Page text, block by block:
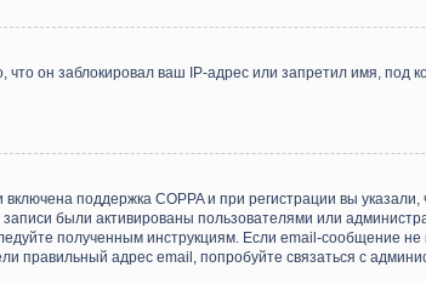
он заблокировал ваш IP-адрес или запретил имя, под
поддержка COPPA и при регистрации вы указали,
были активированы пользователями или
полученным инструкциям. Если email-сообщение не
правильный адрес email, попробуйте связаться с